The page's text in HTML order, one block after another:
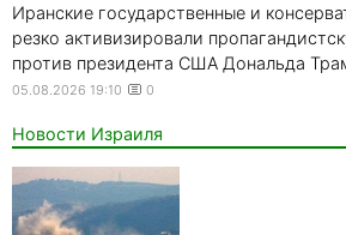
Иранские государственные и
резко активизировали
против президента США Дональда
05.08.2026 19:10 0
Новости Израиля